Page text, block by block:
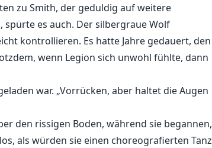
zu Smith, der geduldig auf weitere
es auch. Der silbergraue Wolf
kontrollieren. Es hatte Jahre gedauert, den
wenn Legion sich unwohl fühlte, dann
war. „Vorrücken, aber haltet die Augen
den rissigen Boden, während sie begannen,
als würden sie einen choreografierten Tanz